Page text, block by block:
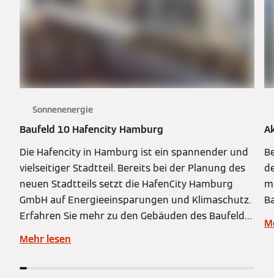
Sonnenenergie
Baufeld 10 Hafencity Hamburg
Die Hafencity in Hamburg ist ein spannender und
vielseitiger Stadtteil. Bereits bei der Planung des
neuen Stadtteils setzt die HafenCity Hamburg
GmbH auf Energieeinsparungen und Klimaschutz.
Erfahren Sie mehr zu den Gebäuden des Baufeld
10 in Massivbauweise mit außenliegendem
Wärmedämmverbundsystem und solar­
Mehr lesen